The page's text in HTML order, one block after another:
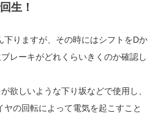
生！
下りますが、その時にはシフトをDか
レーキがどれくらいきくのか確認し
欲しいような下り坂などで使用し、
の回転によって電気を起こすこと